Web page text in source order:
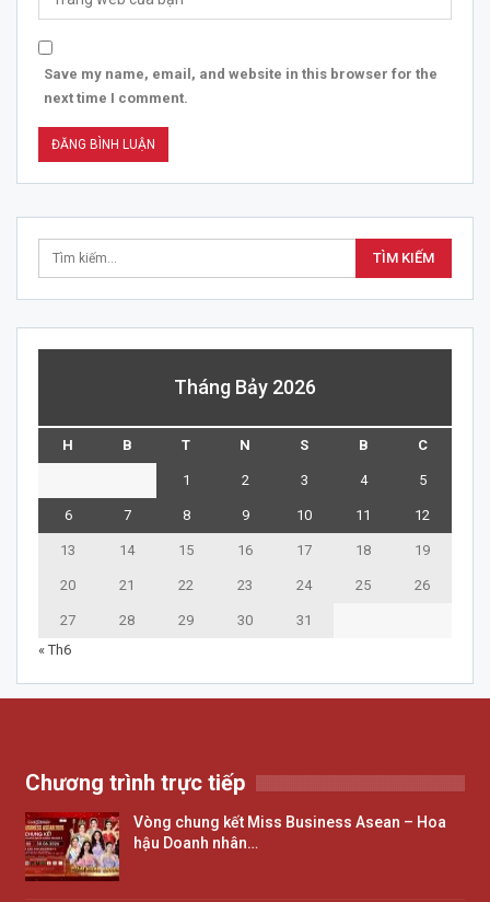
Save my name, email, and website in this browser for the
next time I comment.
Tháng Bảy 2026
H B T N S B C
1 2 3 4 5
6 7 8 9 10 11 12
13 14 15 16 17 18 19
20 21 22 23 24 25 26
27 28 29 30
31
« Th6
Chương trình trực tiếp
Vòng chung kết Miss Business Asean – Hoa
hậu Doanh nhân…